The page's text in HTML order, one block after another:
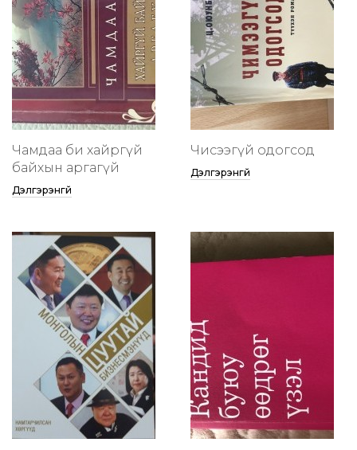
Чамдаа би хайргүй
байхын аргагүй
Дэлгэрэнгүй
Чисээгүй одогсод
Дэлгэрэнгүй